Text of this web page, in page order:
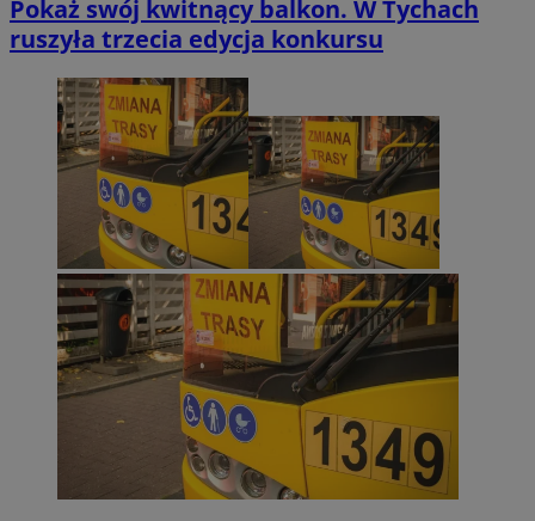
Pokaż swój kwitnący balkon. W Tychach
ruszyła trzecia edycja konkursu